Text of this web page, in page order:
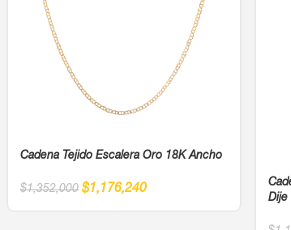
Cadena Tejido Escalera Oro 18K Ancho
$1,352,000 $1,176,240
Dije